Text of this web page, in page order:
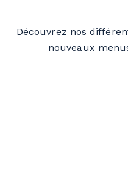
Découvrez nos
nouveaux